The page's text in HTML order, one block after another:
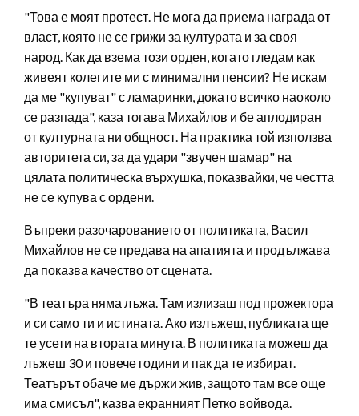
"Това е моят протест. Не мога да приема награда от
власт, която не се грижи за културата и за своя
народ. Как да взема този орден, когато гледам как
живеят колегите ми с минимални пенсии? Не искам
да ме "купуват" с ламаринки, докато всичко наоколо
се разпада", каза тогава Михайлов и бе аплодиран
от културната ни общност. На практика той използва
авторитета си, за да удари "звучен шамар" на
цялата политическа върхушка, показвайки, че честта
не се купува с ордени.
Въпреки разочарованието от политиката, Васил
Михайлов не се предава на апатията и продължава
да показва качество от сцената.
"В театъра няма лъжа. Там излизаш под прожектора
и си само ти и истината. Ако излъжеш, публиката ще
те усети на втората минута. В политиката можеш да
лъжеш 30 и повече години и пак да те избират.
Театърът обаче ме държи жив, защото там все още
има смисъл", казва екранният Петко войвода.